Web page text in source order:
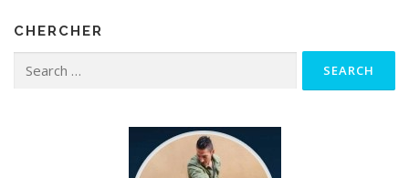
CHERCHER